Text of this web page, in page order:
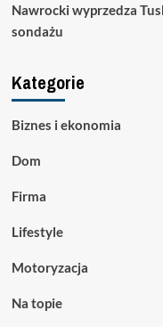
Nawrocki wyprzedza
sondażu
Kategorie
Biznes i ekonomia
Dom
Firma
Lifestyle
Motoryzacja
Na topie